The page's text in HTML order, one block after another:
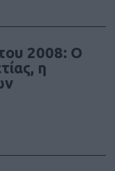
2008: Ο
η